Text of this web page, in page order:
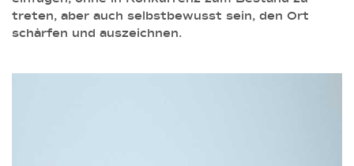
treten, aber auch selbstbewusst sein, den Ort
schärfen und auszeichnen.